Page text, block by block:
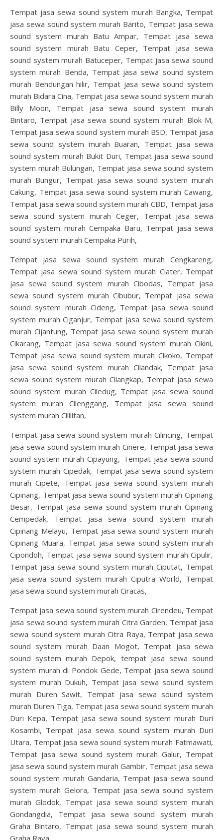
Tempat jasa sewa sound system murah Bangka, Tempat
jasa sewa sound system murah Barito, Tempat jasa sewa
sound system murah Batu Ampar, Tempat jasa sewa
sound system murah Batu Ceper, Tempat jasa sewa
sound system murah Batuceper, Tempat jasa sewa sound
system murah Benda, Tempat jasa sewa sound system
murah Bendungan hilir, Tempat jasa sewa sound system
murah Bidara Cina, Tempat jasa sewa sound system murah
Billy Moon, Tempat jasa sewa sound system murah
Bintaro, Tempat jasa sewa sound system murah Blok M,
Tempat jasa sewa sound system murah BSD, Tempat jasa
sewa sound system murah Buaran, Tempat jasa sewa
sound system murah Bukit Duri, Tempat jasa sewa sound
system murah Bulungan, Tempat jasa sewa sound system
murah Bungur, Tempat jasa sewa sound system murah
Cakung, Tempat jasa sewa sound system murah Cawang,
Tempat jasa sewa sound system murah CBD, Tempat jasa
sewa sound system murah Ceger, Tempat jasa sewa
sound system murah Cempaka Baru, Tempat jasa sewa
sound system murah Cempaka Purih,
Tempat jasa sewa sound system murah Cengkareng,
Tempat jasa sewa sound system murah Ciater, Tempat
jasa sewa sound system murah Cibodas, Tempat jasa
sewa sound system murah Cibubur, Tempat jasa sewa
sound system murah Cideng, Tempat jasa sewa sound
system murah Ciganjur, Tempat jasa sewa sound system
murah Cijantung, Tempat jasa sewa sound system murah
Cikarang, Tempat jasa sewa sound system murah Cikini,
Tempat jasa sewa sound system murah Cikoko, Tempat
jasa sewa sound system murah Cilandak, Tempat jasa
sewa sound system murah Cilangkap, Tempat jasa sewa
sound system murah Ciledug, Tempat jasa sewa sound
system murah Cilenggang, Tempat jasa sewa sound
system murah Cililitan,
Tempat jasa sewa sound system murah Cilincing, Tempat
jasa sewa sound system murah Cinere, Tempat jasa sewa
sound system murah Cipayung, Tempat jasa sewa sound
system murah Cipedak, Tempat jasa sewa sound system
murah Cipete, Tempat jasa sewa sound system murah
Cipinang, Tempat jasa sewa sound system murah Cipinang
Besar, Tempat jasa sewa sound system murah Cipinang
Cempedak, Tempat jasa sewa sound system murah
Cipinang Melayu, Tempat jasa sewa sound system murah
Cipinang Muara, Tempat jasa sewa sound system murah
Cipondoh, Tempat jasa sewa sound system murah Cipulir,
Tempat jasa sewa sound system murah Ciputat, Tempat
jasa sewa sound system murah Ciputra World, Tempat
jasa sewa sound system murah Ciracas,
Tempat jasa sewa sound system murah Cirendeu, Tempat
jasa sewa sound system murah Citra Garden, Tempat jasa
sewa sound system murah Citra Raya, Tempat jasa sewa
sound system murah Daan Mogot, Tempat jasa sewa
sound system murah Depok, tempat jasa sewa sound
system murah di Pondok Gede, Tempat jasa sewa sound
system murah Dukuh, Tempat jasa sewa sound system
murah Duren Sawit, Tempat jasa sewa sound system
murah Duren Tiga, Tempat jasa sewa sound system murah
Duri Kepa, Tempat jasa sewa sound system murah Duri
Kosambi, Tempat jasa sewa sound system murah Duri
Utara, Tempat jasa sewa sound system murah Fatmawati,
Tempat jasa sewa sound system murah Galur, Tempat
jasa sewa sound system murah Gambir, Tempat jasa sewa
sound system murah Gandaria, Tempat jasa sewa sound
system murah Gelora, Tempat jasa sewa sound system
murah Glodok, Tempat jasa sewa sound system murah
Gondangdia, Tempat jasa sewa sound system murah
Graha Bintaro, Tempat jasa sewa sound system murah
Graha Raya,